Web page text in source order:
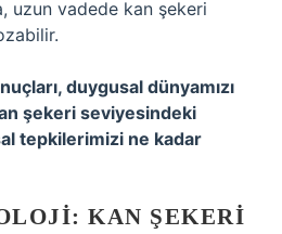
uzun vadede kan şekeri
duygusal dünyamızı
şekeri seviyesindeki
tepkilerimizi ne kadar
KAN ŞEKERI